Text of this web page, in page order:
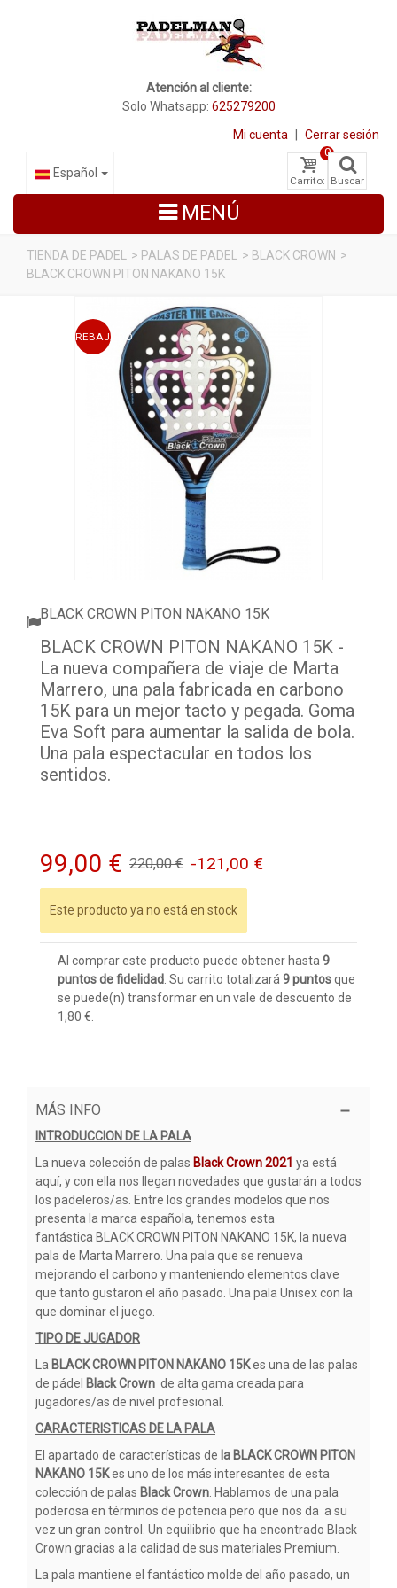
Atención al cliente:
Solo Whatsapp: 625279200
Mi cuenta Cerrar sesión
Carrito:
0
Buscar
Español
MENÚ
ZAPATILLAS DE PADEL
TIENDA DE PADEL > PALAS DE PADEL > BLACK CROWN >
BLACK CROWN PITON NAKANO 15K
REBAJADO
BLACK CROWN PITON NAKANO 15K
BLACK CROWN PITON NAKANO 15K -
La nueva compañera de viaje de Marta
Marrero, una pala fabricada en carbono
15K para un mejor tacto y pegada. Goma
Eva Soft para aumentar la salida de bola.
Una pala espectacular en todos los
sentidos.
99,00 € 220,00 € -121,00 €
Este producto ya no está en stock
Al comprar este producto puede obtener hasta 9
puntos de fidelidad . Su carrito totalizará 9puntosque
se puede(n) transformar en un vale de descuento de
1,80 €
MÁS INFO
INTRODUCCION DE LA PALA
La nueva colección de palas Black Crown 2021 ya está
aquí, y con ella nos llegan novedades que gustarán a todos
los padeleros/as. Entre los grandes modelos que nos
presenta la marca española, tenemos esta
fantástica BLACK CROWN PITON NAKANO 15K, la nueva
pala de Marta Marrero. Una pala que se renueva
mejorando el carbono y manteniendo elementos clave
que tanto gustaron el año pasado. Una pala Unisex con la
que dominar el juego.
TIPO DE JUGADOR
La BLACK CROWN PITON NAKANO 15Kes una de las palas
de pádel Black Crown de alta gama creada para
jugadores/as de nivel profesional.
CARACTERISTICAS DE LA PALA
El apartado de características de la BLACK CROWN PITON
NAKANO 15Kes uno de los más interesantes de esta
colección de palas Black Crown . Hablamos de una pala
poderosa en términos de potencia pero que nos da a su
vez un gran control. Un equilibrio que ha encontrado Black
Crown gracias a la calidad de sus materiales Premium.
La pala mantiene el fantástico molde del año pasado, un